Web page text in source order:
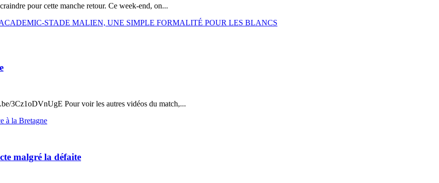
pour cette manche retour. Ce week-end, on...
ACADEMIC-STADE MALIEN, UNE SIMPLE FORMALITÉ POUR LES BLANCS
3Cz1oDVnUgE Pour voir les autres vidéos du match,...
à la Bretagne
malgré la défaite